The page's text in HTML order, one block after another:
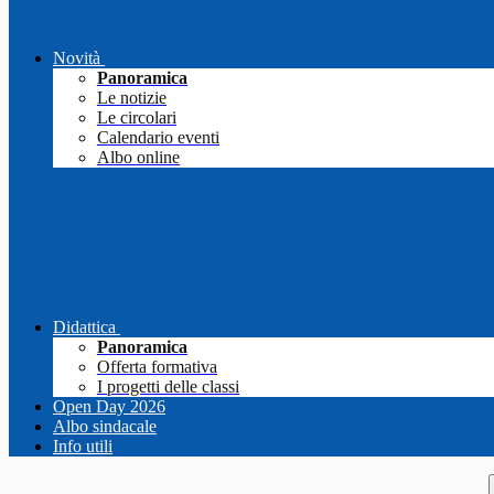
Novità
Panoramica
Le notizie
Le circolari
Calendario eventi
Albo online
Didattica
Panoramica
Offerta formativa
I progetti delle classi
Open Day 2026
Albo sindacale
Info utili